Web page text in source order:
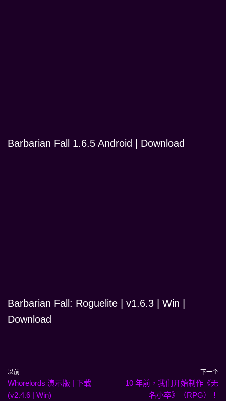
Barbarian Fall 1.6.5 Android | Download
Barbarian Fall: Roguelite | v1.6.3 | Win |
Download
以前
Whorelords 演示版 | 下载
(v2.4.6 | Win)
下一个
10 年前，我们开始制作《无
名小卒》（RPG）！